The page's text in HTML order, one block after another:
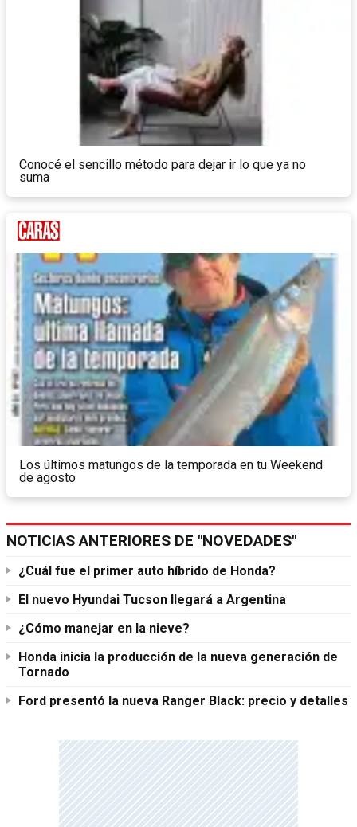
Conocé el sencillo método para dejar ir lo que ya no
suma
Los últimos matungos de la temporada en tu Weekend
de agosto
NOTICIAS ANTERIORES DE "NOVEDADES"
¿Cuál fue el primer auto híbrido de Honda?
El nuevo Hyundai Tucson llegará a Argentina
¿Cómo manejar en la nieve?
Honda inicia la producción de la nueva generación de
Tornado
Ford presentó la nueva Ranger Black: precio y detalles